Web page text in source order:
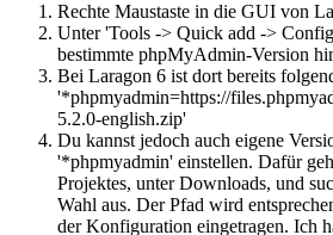
Rechte Maustaste in die GUI von
Unter 'Tools -> Quick add ->
bestimmte phpMyAdmin-Version
Bei Laragon 6 ist dort bereits
'*phpmyadmin=https://
5.2.0-english.zip'
Du kannst jedoch auch eigene
'*phpmyadmin' einstellen. Dafür
Projektes, unter Downloads, und
Wahl aus. Der Pfad wird
der Konfiguration eingetragen. Ich